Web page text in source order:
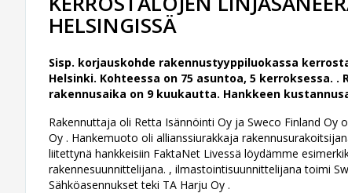
HELSINGISSÄ
Sisp. korjauskohde rakennustyyppiluokassa
Helsinki. Kohteessa on 75 asuntoa, 5 kerroksessa. .
rakennusaika on 9 kuukautta. Hankkeen
Rakennuttaja oli Retta Isännöinti Oy ja Sweco Finland Oy
Oy . Hankemuoto oli allianssiurakkaja
liitettynä hankkeisiin FaktaNet Livessä löydämme
rakennesuunnittelijana. , ilmastointisuunnittelijana toimi
Sähköasennukset teki TA Harju Oy .